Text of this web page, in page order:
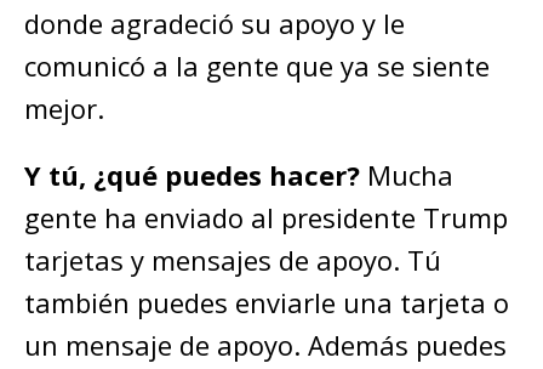
donde agradeció su apoyo y le
comunicó a la gente que ya se siente
mejor.
Y tú, ¿qué puedes hacer? Mucha
gente ha enviado al presidente Trump
tarjetas y mensajes de apoyo. Tú
también puedes enviarle una tarjeta o
un mensaje de apoyo. Además puedes